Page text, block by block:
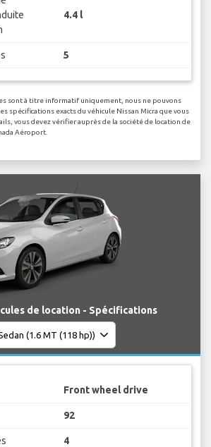
4.4 l
5
sont à titre informatif uniquement, nous ne pouvons
spécifications exacts du véhicule Nissan Micra que vous
vous devez vérifier auprès de la société de location de
Aéroport.
de location - Spécifications
Front wheel drive
92
4